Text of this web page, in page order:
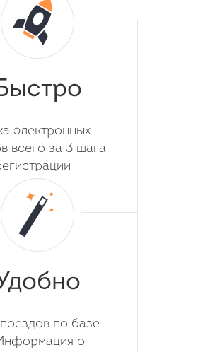
электронных
всего за 3 шага
по базе
о